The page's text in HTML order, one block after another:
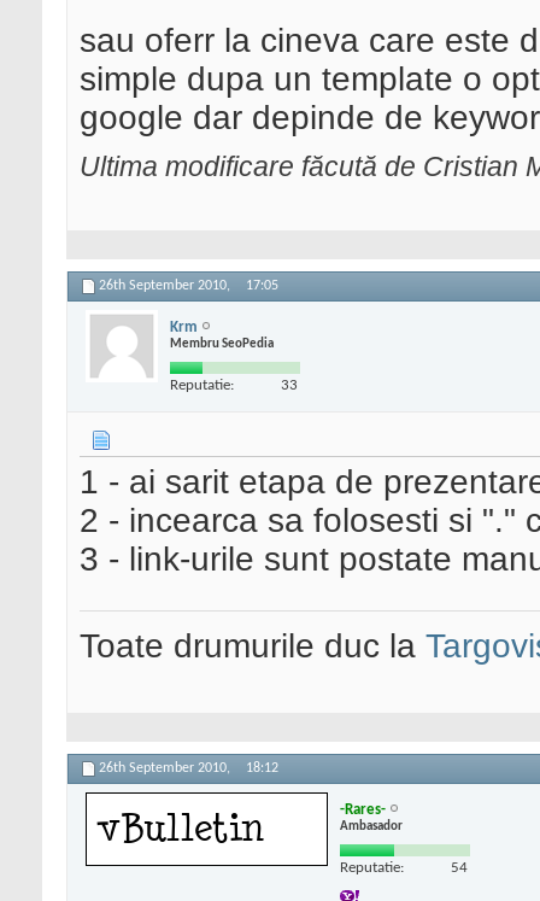
sau oferr la cineva care este
simple dupa un template o
google dar depinde de
Ultima modificare făcută de Cristian
26th September 2010, 17:05
Krm
Membru SeoPedia
Reputatie: 33
1 - ai sarit etapa de
2 - incearca sa folosesti si "."
3 - link-urile sunt postate
Toate drumurile duc la
26th September 2010, 18:12
-Rares-
Ambasador
Reputatie: 54